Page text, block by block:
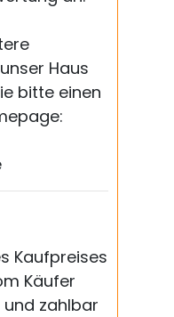
Haus
bitte einen
Kaufpreises
Käufer
zahlbar